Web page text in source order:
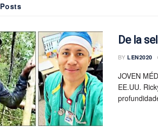
Posts
De la
BY LEN2020
JOVEN
EE.UU.